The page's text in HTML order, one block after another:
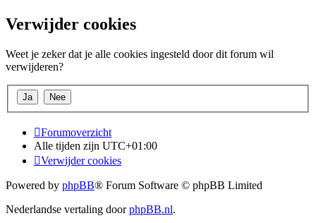
Verwijder cookies
Weet je zeker dat je alle cookies ingesteld door dit forum wil
verwijderen?
Forumoverzicht
Alle tijden zijn UTC+01:00
Verwijder cookies
Powered by phpBB® Forum Software © phpBB Limited
Nederlandse vertaling doorphpBB.nl.